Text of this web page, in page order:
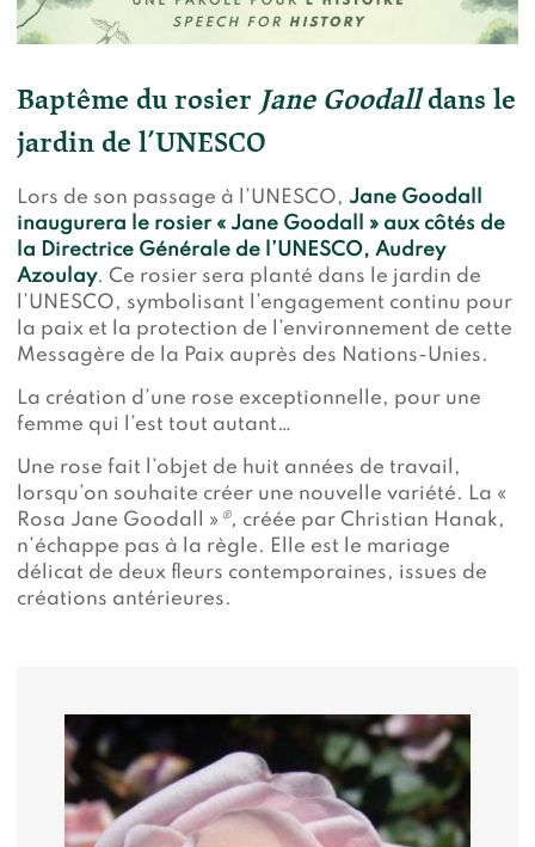
Baptême du rosier Jane Goodalldans le
jardin de l’UNESCO
Lors de son passage à l’UNESCO, Jane Goodall
inaugurera le rosier « Jane Goodall » aux côtés de
la Directrice Générale de l’UNESCO, Audrey
Azoulay. Ce rosier sera planté dans le jardin de
l’UNESCO, symbolisant l’engagement continu pour
la paix et la protection de l’environnement de cette
Messagère de la Paix auprès des Nations-Unies.
La création d’une rose exceptionnelle, pour une
femme qui l’est tout autant…
Une rose fait l’objet de huit années de travail,
lorsqu’on souhaite créer une nouvelle variété. La «
Rosa Jane Goodall » ®, créée par Christian Hanak,
n’échappe pas à la règle. Elle est le mariage
délicat de deux fleurs contemporaines, issues de
créations antérieures.